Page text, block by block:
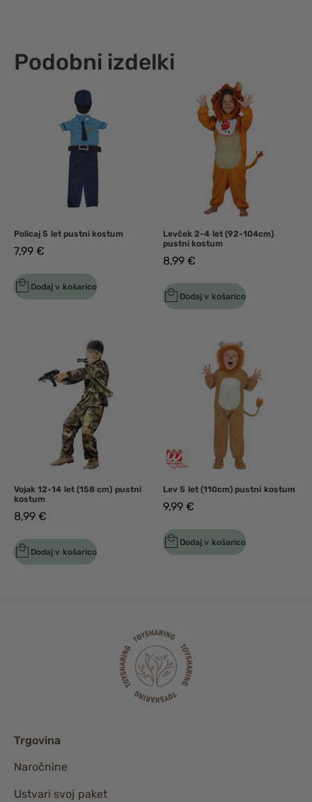
Podobni izdelki
Policaj 5 let pustni kostum
7,99€
Dodaj v košarico
Levček 2-4 let (92-104cm)
pustni kostum
8,99€
Dodaj v košarico
Vojak 12-14 let (158 cm) pustni
kostum
8,99€
Dodaj v košarico
Lev 5 let (110cm) pustni kostum
9,99€
Dodaj v košarico
Trgovina
Naročnine
Ustvari svoj paket